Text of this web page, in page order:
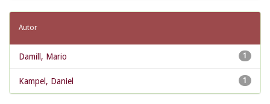
Autor
1
Damill, Mario
1
Kampel, Daniel